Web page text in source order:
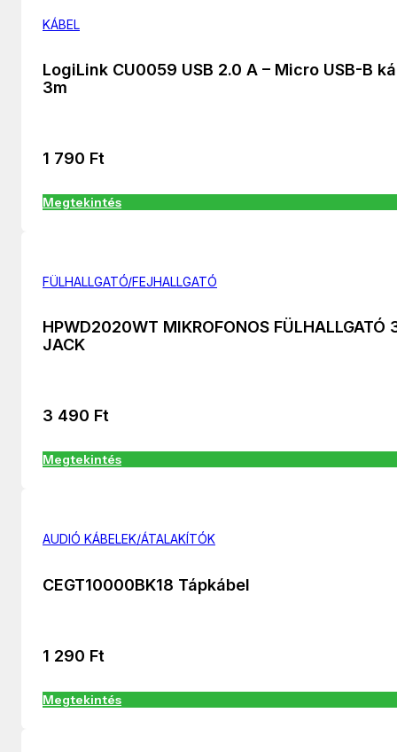
KÁBEL
LogiLink CU0059 USB 2.0 A – Micro USB-B
3m
1 790 Ft
Megtekintés
FÜLHALLGATÓ/FEJHALLGATÓ
HPWD2020WT MIKROFONOS FÜLHALLGATÓ
JACK
3 490 Ft
Megtekintés
AUDIÓ KÁBELEK/ÁTALAKÍTÓK
CEGT10000BK18 Tápkábel
1 290 Ft
Megtekintés